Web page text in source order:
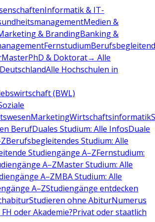
Informatik & IT-
Medien &
& BrandingBanking &
FernstudiumBerufsbegleitend
MasterPhD & Doktorat→ Alle
Alle Hochschulen in
(BWL)
MarketingWirtschaftsinformatik
BerufDuales Studium: Alle InfosDuale
Berufsbegleitendes Studium: Alle
Studiengänge A–ZFernstudium:
A–ZMaster Studium: Alle
A–ZMBA Studium: Alle
A–ZStudiengänge entdecken
Studieren ohne AbiturNumerus
oder Akademie?Privat oder staatlich